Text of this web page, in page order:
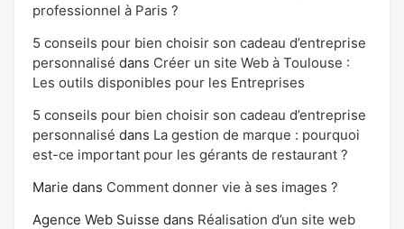
professionnel à Paris ?
5 conseils pour bien choisir son cadeau d’entreprise
personnalisé dans Créer un site Web à Toulouse :
Les outils disponibles pour les Entreprises
5 conseils pour bien choisir son cadeau d’entreprise
personnalisé dans La gestion de marque : pourquoi
est-ce important pour les gérants de restaurant ?
Marie dans Comment donner vie à ses images ?
Agence Web Suisse dans Réalisation d’un site web